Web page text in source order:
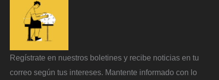
Regístrate en nuestros boletines y recibe noticias en tu
correo según tus intereses. Mantente informado con lo